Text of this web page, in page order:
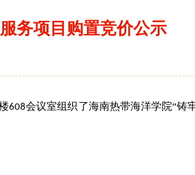
务项目购置竞价公示
608会议室组织了海南热带海洋学院“铸